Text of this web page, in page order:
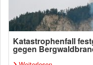
Katastrophenfall
gegen